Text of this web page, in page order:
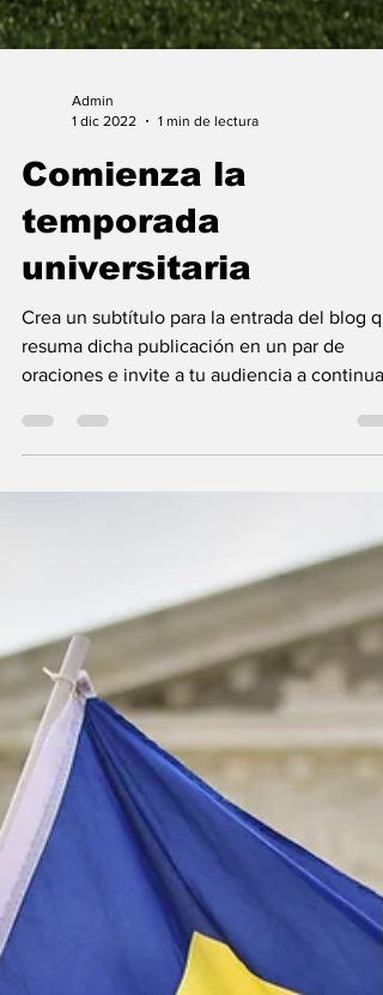
Admin
Comienza la
temporada
universitaria
resuma dicha publicación en un par de
oraciones e invite a tu audiencia a